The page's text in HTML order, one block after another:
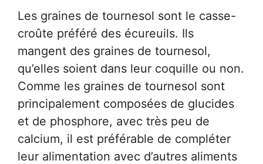
Les graines de tournesol sont le casse-
croûte préféré des écureuils. Ils
mangent des graines de tournesol,
qu’elles soient dans leur coquille ou non.
Comme les graines de tournesol sont
principalement composées de glucides
et de phosphore, avec très peu de
calcium, il est préférable de compléter
leur alimentation avec d’autres aliments